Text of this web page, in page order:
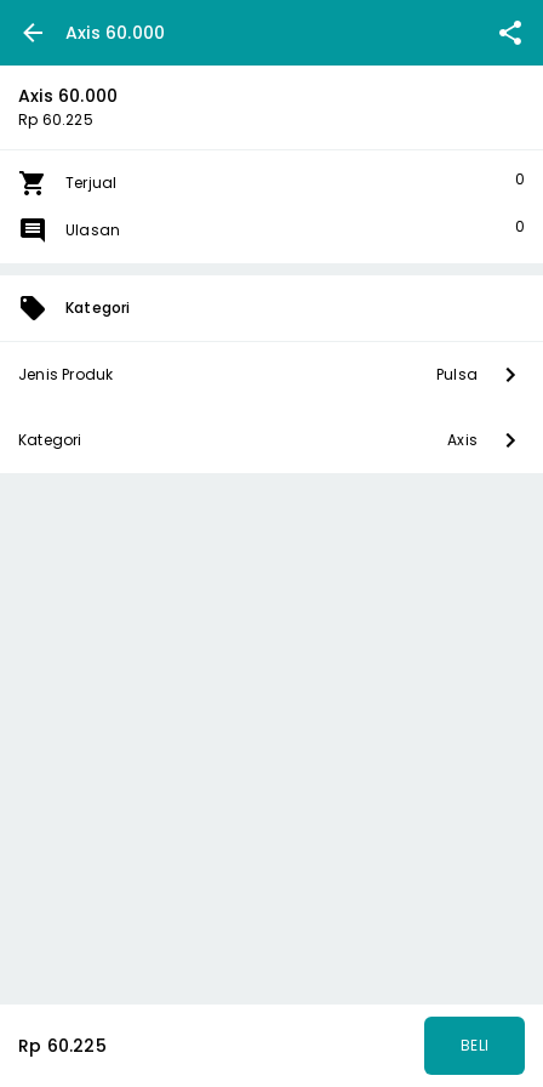
Axis 60.000
Axis 60.000
Rp 60.225
Terjual 0
Ulasan 0
Kategori
Jenis Produk Pulsa
Kategori Axis
Rp 60.225 BELI